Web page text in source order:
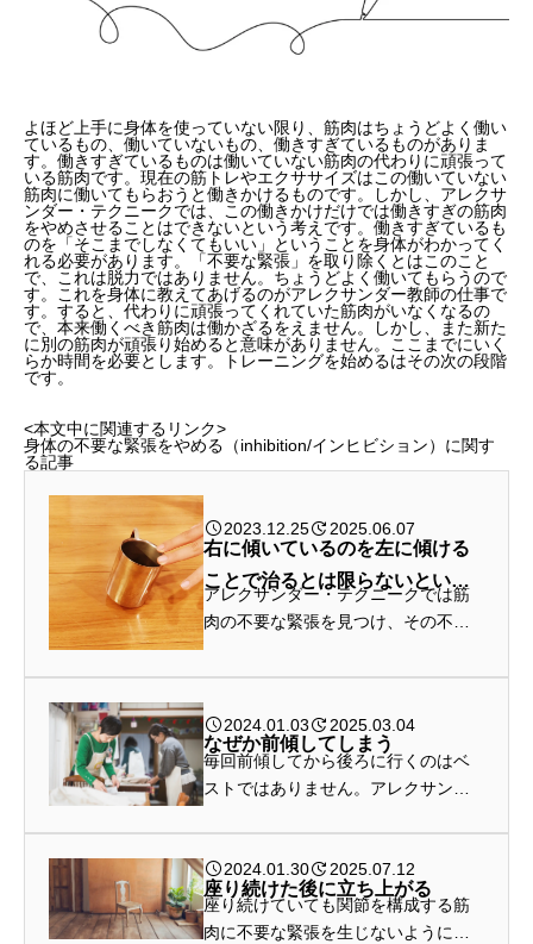
よほど上手に身体を使っていない限り、筋肉はちょうどよく働い
ているもの、働いていないもの、働きすぎているものがありま
す。働きすぎているものは働いていない筋肉の代わりに頑張って
いる筋肉です。現在の筋トレやエクササイズはこの働いていない
筋肉に働いてもらおうと働きかけるものです。しかし、アレクサ
ンダー・テクニークでは、この働きかけだけでは働きすぎの筋肉
をやめさせることはできないという考えです。働きすぎているも
のを「そこまでしなくてもいい」ということを身体がわかってく
れる必要があります。
「不要な緊張」を取り除くとはこのこと
で、これは脱力ではありません。ちょうどよく働いてもらうので
す。これを身体に教えてあげるのがアレクサンダー教師の仕事で
す。すると、代わりに頑張ってくれていた筋肉がいなくなるの
で、本来働くべき筋肉は働かざるをえません。しかし、また新た
に別の筋肉が頑張り始めると意味がありません。ここまでにいく
らか時間を必要とします。トレーニングを始めるはその次の段階
です。
<本文中に関連するリンク>
身体の不要な緊張をやめる（inhibition/インヒビション）に関す
る記事
2023.12.25 2025.06.07
右に傾いているのを左に傾ける
ことで治るとは限らないという
こと
アレクサンダー・テクニークでは筋
肉の不要な緊張を見つけ、その不要
2024.01.03 2025.03.04
なぜか前傾してしまう
毎回前傾してから後ろに行くのはベ
ストではありません。アレクサンダ
2024.01.30
2025.07.12
座り続けた後に立ち上がる
座り続けていても関節を構成する筋
肉に不要な緊張を生じないようにす